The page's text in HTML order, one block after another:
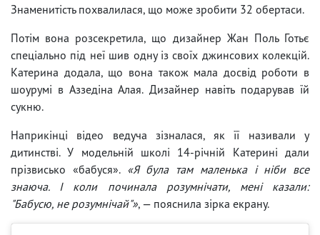
Знаменитість похвалилася, що може зробити 32 обертаси.
Потім вона розсекретила, що дизайнер Жан Поль Готьє
спеціально під неї шив одну із своїх джинсових колекцій.
Катерина додала, що вона також мала досвід роботи в
шоурумі в Аззедіна Алая. Дизайнер навіть подарував їй
сукню.
Наприкінці відео ведуча зізналася, як її називали у
дитинстві. У модельній школі 14-річній Катерині дали
прізвисько «бабуся». «Я була там маленька і ніби все
знаюча. І коли починала розумнічати, мені казали:
"Бабусю, не розумнічай"», — пояснила зірка екрану.